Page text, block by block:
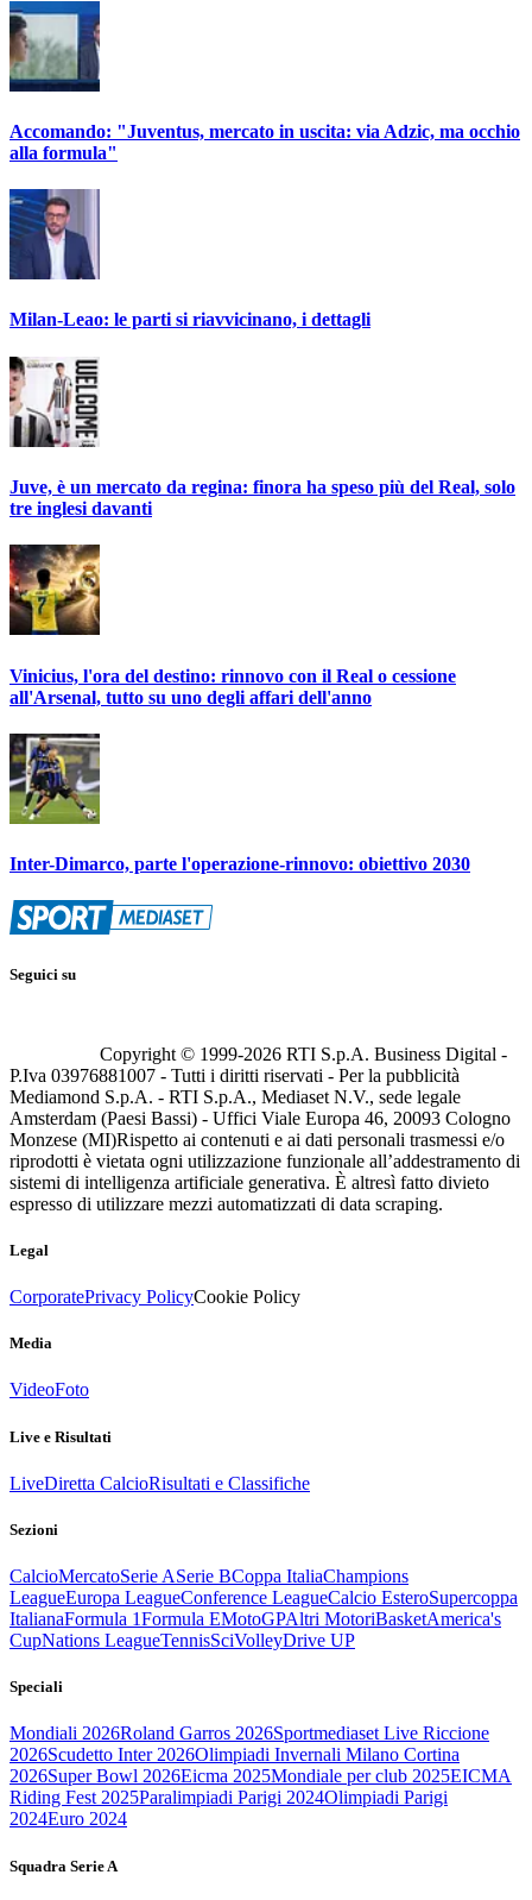
Accomando: "Juventus, mercato in uscita: via Adzic, ma occhio
alla formula"
Milan-Leao: le parti si riavvicinano, i dettagli
Juve, è un mercato da regina: finora ha speso più del Real, solo
tre inglesi davanti
Vinicius, l'ora del destino: rinnovo con il Real o cessione
all'Arsenal, tutto su uno degli affari dell'anno
Inter-Dimarco, parte l'operazione-rinnovo: obiettivo 2030
Seguici su
Copyright © 1999-2026 RTI S.p.A. Business Digital -
P.Iva 03976881007 - Tutti i diritti riservati - Per la pubblicità
Mediamond S.p.A. - RTI S.p.A., Mediaset N.V., sede legale
Amsterdam (Paesi Bassi) - Uffici Viale Europa 46, 20093 Cologno
Monzese (MI)Rispetto ai contenuti e ai dati personali trasmessi e/o
riprodotti è vietata ogni utilizzazione funzionale all’addestramento di
sistemi di intelligenza artificiale generativa. È altresì fatto divieto
espresso di utilizzare mezzi automatizzati di data scraping.
Legal
CorporatePrivacy PolicyCookie Policy
Media
VideoFoto
Live e Risultati
LiveDiretta CalcioRisultati e Classifiche
Sezioni
CalcioMercatoSerie ASerie BCoppa ItaliaChampions
LeagueEuropa LeagueConference LeagueCalcio EsteroSupercoppa
ItalianaFormula 1Formula EMotoGPAltri MotoriBasketAmerica's
CupNations LeagueTennisSciVolleyDrive UP
Speciali
Mondiali 2026Roland Garros 2026Sportmediaset Live Riccione
2026Scudetto Inter 2026Olimpiadi Invernali Milano Cortina
2026Super Bowl 2026Eicma 2025Mondiale per club 2025EICMA
Riding Fest 2025Paralimpiadi Parigi 2024Olimpiadi Parigi
2024Euro 2024
Squadra Serie A